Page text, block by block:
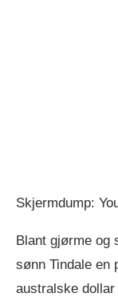
Skjermdump:
Blant gjørme og
sønn Tindale en
australske dollar